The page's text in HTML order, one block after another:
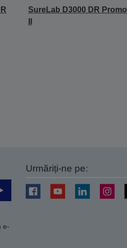
SureLab D3000 DR Promo
e-
Urmăriți-ne pe: